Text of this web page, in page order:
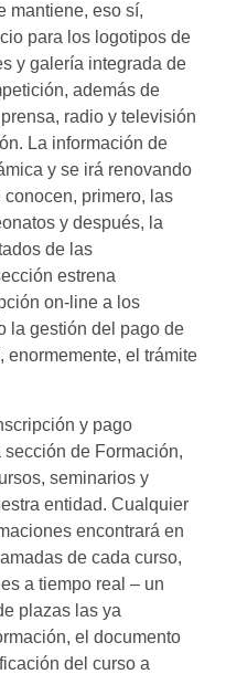
mantiene, eso sí,
para los logotipos de
y galería integrada de
además de
radio y televisión
La información de
y se irá renovando
primero, las
y después, la
de las
estrena
on-line a los
la gestión del pago de
enormemente, el trámite
y pago
de Formación,
seminarios y
entidad. Cualquier
encontrará en
de cada curso,
a tiempo real – un
plazas las ya
el documento
del curso a